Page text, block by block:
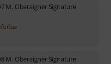
M. Oberaigner Signature
M. Oberaigner Signature